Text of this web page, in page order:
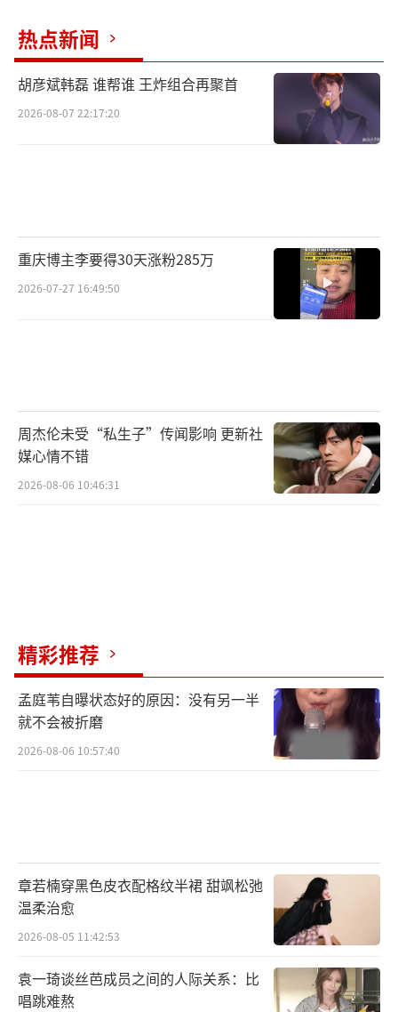
热点新闻
胡彦斌韩磊 谁帮谁 王炸组合再聚首
2026-08-07 22:17:20
重庆博主李要得30天涨粉285万
2026-07-27 16:49:50
周杰伦未受“私生子”传闻影响 更新社
媒心情不错
2026-08-06 10:46:31
精彩推荐
孟庭苇自曝状态好的原因：没有另一半
就不会被折磨
2026-08-06 10:57:40
章若楠穿黑色皮衣配格纹半裙 甜飒松弛
温柔治愈
2026-08-05 11:42:53
袁一琦谈丝芭成员之间的人际关系：比
唱跳难熬